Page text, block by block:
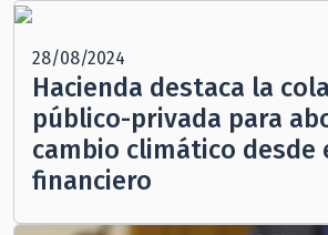
28/08/2024
Hacienda destaca la
público-privada para
cambio climático desde
financiero